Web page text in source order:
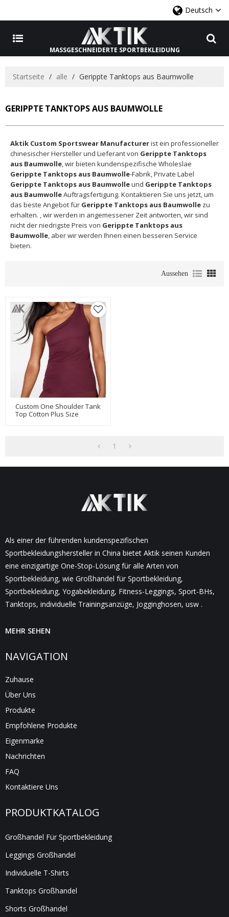
Deutsch
MASSGESCHNEIDERTE SPORTBEKLEIDUNG
Startseite / alle / Gerippte Tanktops aus Baumwolle
GERIPPTE TANKTOPS AUS BAUMWOLLE
Aktik Custom Sportswear Manufacturerist ein professioneller
chinesischer Hersteller und Lieferant von Gerippte Tanktops
aus Baumwolle, wir bieten kundenspezifische Wholeslae
Gerippte Tanktops aus Baumwolle-Fabrik, Private Label
Gerippte Tanktops aus Baumwolleund Gerippte Tanktops
aus BaumwolleAuftragsfertigung. Kontaktieren Sie uns jetzt, um
das beste Angebot für Gerippte Tanktops aus Baumwolle zu
erhalten. , wir werden in angemessener Zeit antworten, wir sind
nicht der niedrigste Preis von Gerippte Tanktops aus
Baumwolle, aber wir werden Ihnen einen besseren Service
bieten.
Aussehen
Custom One Shoulder Tank
Top Cotton Plus Size
1
Als einer der führenden kundenspezifischen
Sportbekleidungshersteller in China bietet Aktik seinen Kunden
eine einzigartige One-Stop-Lösung für alle Arten von
Sportbekleidung, wie Großhandel für Sportbekleidung,
Sportbekleidung, Yogabekleidung, Fitness-Leggings, Sport-BHs,
Tanktops, individuelle Trainingsanzüge, Jogginghosen, usw .
MEHR SEHEN
NAVIGATION
Zuhause
Über Uns
Produkte
Empfohlene Produkte
Eigenmarke
Nachrichten
FAQ
Kontaktiere Uns
PRODUKTKATALOG
Großhandel Für Sportbekleidung
Leggings Großhandel
Individuelle T-Shirts
Tanktops Großhandel
Shorts Großhandel